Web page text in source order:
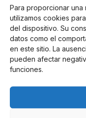
Para proporcionar una
utilizamos cookies
del dispositivo. Su
datos como el
en este sitio. La
pueden afectar
funciones.
AUTOR
Noticias